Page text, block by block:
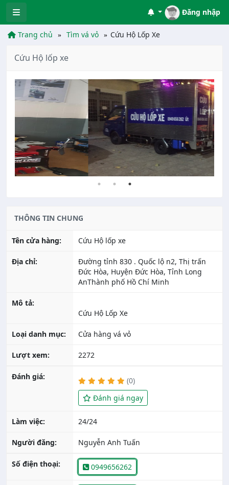
Đăng nhập
Trang chủ Tìm vá vỏ Cứu Hộ Lốp Xe
Cứu Hộ lốp xe
THÔNG TIN CHUNG
Tên cửa hàng: Cứu Hộ lốp xe
Địa chỉ:
Đường tỉnh 830 . Quốc lộ n2, Thị trấn
Đức Hòa, Huyện Đức Hòa, Tỉnh Long
AnThành phố Hồ Chí Minh
Mô tả:
Loại danh mục: Cửa hàng vá vỏ
Lượt xem: 2272
Đánh giá:
(0)
Đánh giá ngay
Làm việc: 24/24
Người đăng: Nguyễn Anh Tuấn
Số điện thoại: 0949656262